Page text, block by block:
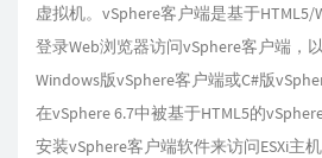
虚拟机。vSphere客户端是基于
登录Web浏览器访问vSphere客户端，以
Windows版vSphere客户端或C#版
在vSphere 6.7中被基于HTML5的
安装vSphere客户端软件来访问ESXi主